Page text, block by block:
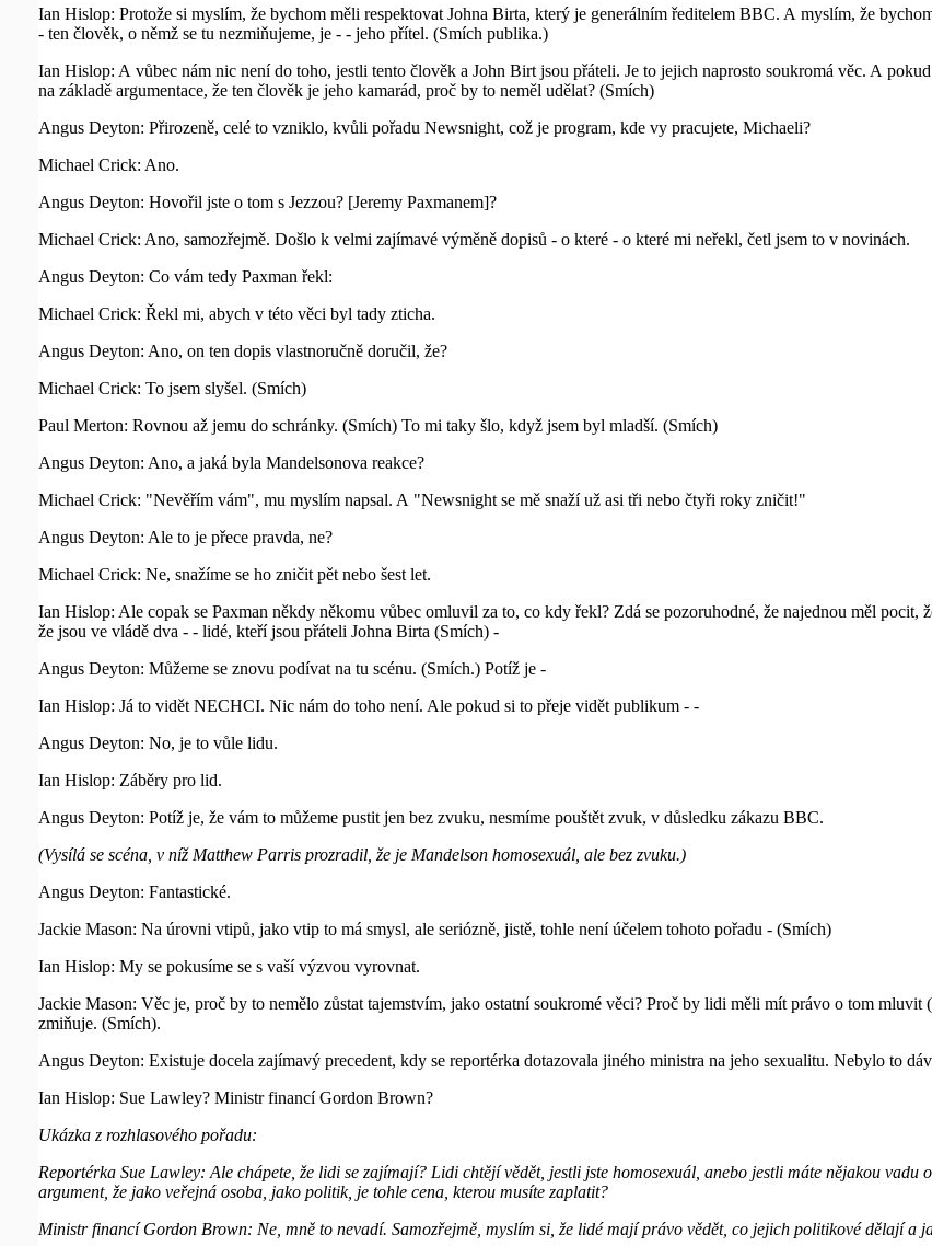
Ian Hislop: Protože si myslím, že bychom měli respektovat Johna Birta, který je generálním ředitelem BBC. A myslím, že
- ten člověk, o němž se tu nezmiňujeme, je - - jeho přítel. (Smích publika.)
Ian Hislop: A vůbec nám nic není do toho, jestli tento člověk a John Birt jsou přáteli. Je to jejich naprosto soukromá věc. A
na základě argumentace, že ten člověk je jeho kamarád, proč by to neměl udělat? (Smích)
Angus Deyton: Přirozeně, celé to vzniklo, kvůli pořadu Newsnight, což je program, kde vy pracujete, Michaeli?
Michael Crick: Ano.
Angus Deyton: Hovořil jste o tom s Jezzou? [Jeremy Paxmanem]?
Michael Crick: Ano, samozřejmě. Došlo k velmi zajímavé výměně dopisů - o které - o které mi neřekl, četl jsem to v novinách.
Angus Deyton: Co vám tedy Paxman řekl:
Michael Crick: Řekl mi, abych v této věci byl tady zticha.
Angus Deyton: Ano, on ten dopis vlastnoručně doručil, že?
Michael Crick: To jsem slyšel. (Smích)
Paul Merton: Rovnou až jemu do schránky. (Smích) To mi taky šlo, když jsem byl mladší. (Smích)
Angus Deyton: Ano, a jaká byla Mandelsonova reakce?
Michael Crick: "Nevěřím vám", mu myslím napsal. A "Newsnight se mě snaží už asi tři nebo čtyři roky zničit!"
Angus Deyton: Ale to je přece pravda, ne?
Michael Crick: Ne, snažíme se ho zničit pět nebo šest let.
Ian Hislop: Ale copak se Paxman někdy někomu vůbec omluvil za to, co kdy řekl? Zdá se pozoruhodné, že najednou měl
že jsou ve vládě dva - - lidé, kteří jsou přáteli Johna Birta (Smích) -
Angus Deyton: Můžeme se znovu podívat na tu scénu. (Smích.) Potíž je -
Ian Hislop: Já to vidět NECHCI. Nic nám do toho není. Ale pokud si to přeje vidět publikum - -
Angus Deyton: No, je to vůle lidu.
Ian Hislop: Záběry pro lid.
Angus Deyton: Potíž je, že vám to můžeme pustit jen bez zvuku, nesmíme pouštět zvuk, v důsledku zákazu BBC.
(Vysílá se scéna, v níž Matthew Parris prozradil, že je Mandelson homosexuál, ale bez zvuku.)
Angus Deyton: Fantastické.
Jackie Mason: Na úrovni vtipů, jako vtip to má smysl, ale seriózně, jistě, tohle není účelem tohoto pořadu - (Smích)
Ian Hislop: My se pokusíme se s vaší výzvou vyrovnat.
Jackie Mason: Věc je, proč by to nemělo zůstat tajemstvím, jako ostatní soukromé věci? Proč by lidi měli mít právo o tom
zmiňuje. (Smích).
Angus Deyton: Existuje docela zajímavý precedent, kdy se reportérka dotazovala jiného ministra na jeho sexualitu. Nebylo to
Ian Hislop: Sue Lawley? Ministr financí Gordon Brown?
Ukázka z rozhlasového pořadu:
Reportérka Sue Lawley: Ale chápete, že lidi se zajímají? Lidi chtějí vědět, jestli jste homosexuál, anebo jestli máte nějakou
argument, že jako veřejná osoba, jako politik, je tohle cena, kterou musíte zaplatit?
Ministr financí Gordon Brown: Ne, mně to nevadí. Samozřejmě, myslím si, že lidé mají právo vědět, co jejich politikové dělají a